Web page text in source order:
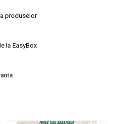
produselor
la EasyBox